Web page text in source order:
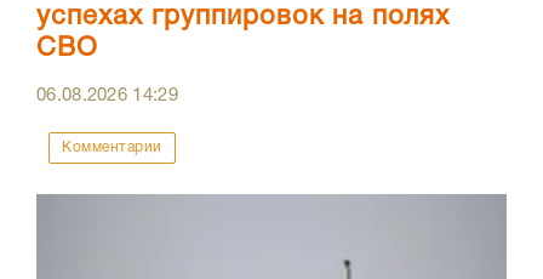
успехах группировок на полях
СВО
06.08.2026 14:29
Комментарии